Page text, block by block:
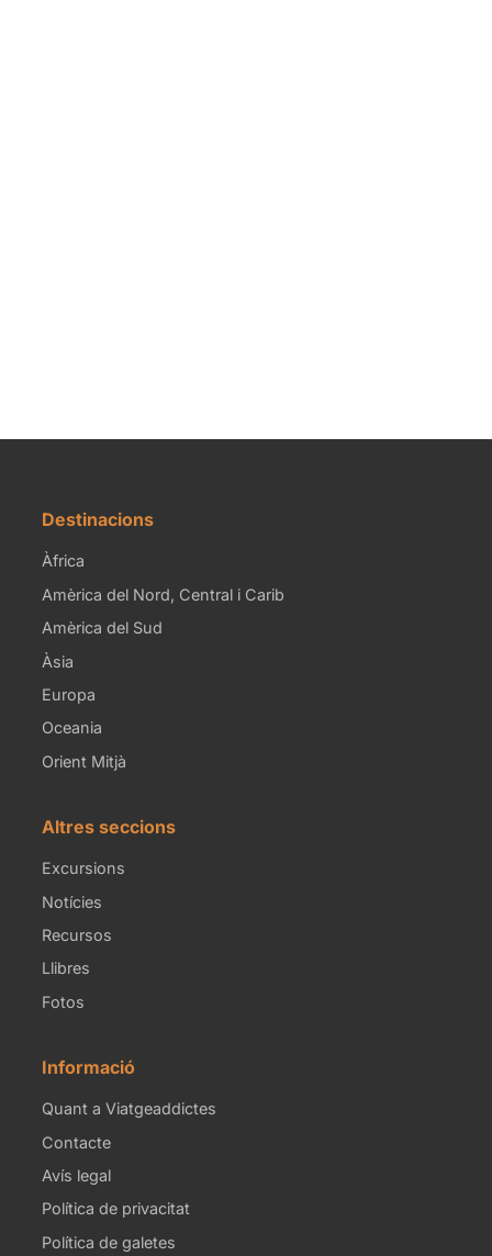
Destinacions
Àfrica
Amèrica del Nord, Central i Carib
Amèrica del Sud
Àsia
Europa
Oceania
Orient Mitjà
Altres seccions
Excursions
Notícies
Recursos
Llibres
Fotos
Informació
Quant a Viatgeaddictes
Contacte
Avís legal
Política de privacitat
Política de galetes